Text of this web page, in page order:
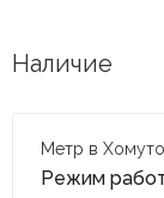
Наличие
Метр в
Режим